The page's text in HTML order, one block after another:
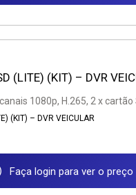
(LITE) (KIT) – DVR
1080p, H.265, 2 x cartão
(KIT) – DVR VEICULAR
Faça login para ver o preço